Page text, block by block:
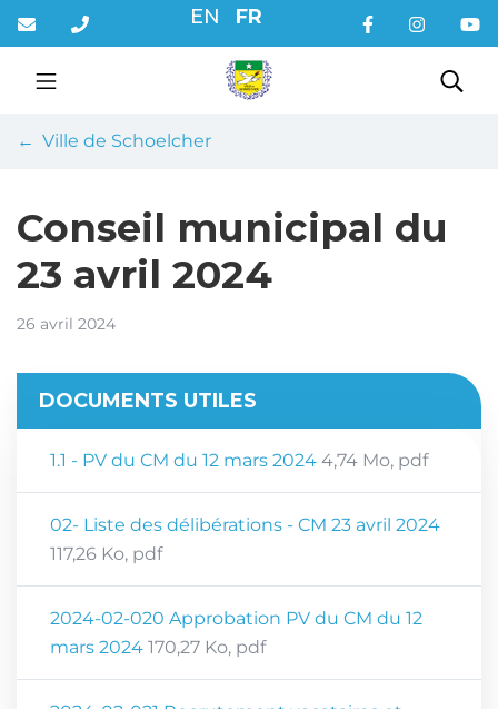
Aller
au
contenu
EN FR
Ville de Schoelcher
Conseil municipal du
23 avril 2024
26 avril 2024
DOCUMENTS UTILES
1.1 - PV du CM du 12 mars 2024 4,74 Mo, pdf
02- Liste des délibérations - CM 23 avril 2024
117,26 Ko, pdf
2024-02-020 Approbation PV du CM du 12
mars 2024 170,27 Ko, pdf